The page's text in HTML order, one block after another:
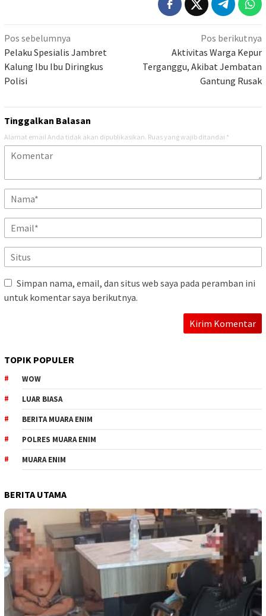
Navigasi
pos
Pos sebelumnya
Pelaku Spesialis Jambret
Kalung Ibu Ibu Diringkus
Polisi
Pos berikutnya
Aktivitas Warga Kepur
Terganggu, Akibat Jembatan
Gantung Rusak
Tinggalkan Balasan
Alamat email Anda tidak akan dipublikasikan. Ruas yang wajib ditandai *
Simpan nama, email, dan situs web saya pada peramban ini
untuk komentar saya berikutnya.
TOPIK POPULER
WOW
LUAR BIASA
BERITA MUARA ENIM
POLRES MUARA ENIM
MUARA ENIM
BERITA UTAMA